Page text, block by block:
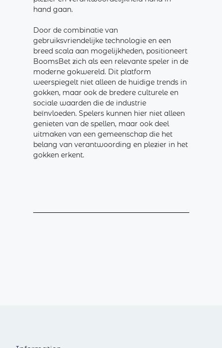
hand gaan.
Door de combinatie van
gebruiksvriendelijke technologie en een
breed scala aan mogelijkheden, positioneert
BoomsBet zich als een relevante speler in de
moderne gokwereld. Dit platform
weerspiegelt niet alleen de huidige trends in
gokken, maar ook de bredere culturele en
sociale waarden die de industrie
beïnvloeden. Spelers kunnen hier niet alleen
genieten van de spellen, maar ook deel
uitmaken van een gemeenschap die het
belang van verantwoording en plezier in het
gokken erkent.